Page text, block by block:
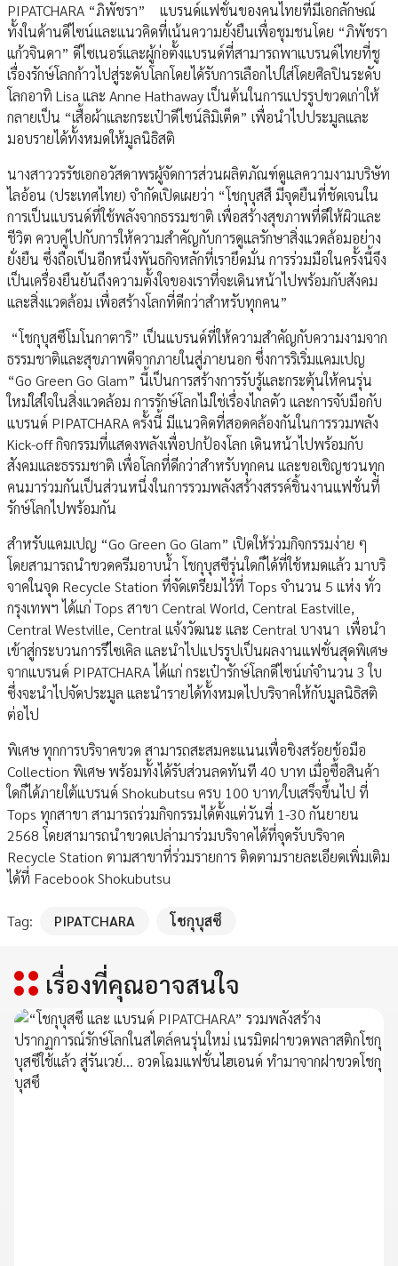
PIPATCHARA “ภิพัชรา” แบรนด์แฟชั่นของคนไทยที่มีเอกลักษณ์
ทั้งในด้านดีไซน์และแนวคิดที่เน้นความยั่งยืนเพื่อชุมชนโดย “ภิพัชรา
แก้วจินดา” ดีไซเนอร์และผู้ก่อตั้งแบรนด์ที่สามารถพาแบรนด์ไทยที่ชู
เรื่องรักษ์โลกก้าวไปสู่ระดับโลกโดยได้รับการเลือกไปใส่โดยศิลปินระดับ
โลกอาทิ Lisa และ Anne Hathaway เป็นต้นในการแปรรูปขวดเก่าให้
กลายเป็น “เสื้อผ้าและกระเป๋าดีไซน์ลิมิเต็ด” เพื่อนำไปประมูลและ
มอบรายได้ทั้งหมดให้มูลนิธิสติ
นางสาววรรัชเอกอวัสดาพรผู้จัดการส่วนผลิตภัณฑ์ดูแลความงามบริษัท
ไลอ้อน (ประเทศไทย) จำกัดเปิดเผยว่า “โชกุบุสสึ มีจุดยืนที่ชัดเจนใน
การเป็นแบรนด์ที่ใช้พลังจากธรรมชาติ เพื่อสร้างสุขภาพที่ดีให้ผิวและ
ชีวิต ควบคู่ไปกับการให้ความสำคัญกับการดูแลรักษาสิ่งแวดล้อมอย่าง
ยั่งยืน ซึ่งถือเป็นอีกหนึ่งพันธกิจหลักที่เรายึดมั่น การร่วมมือในครั้งนี้จึง
เป็นเครื่องยืนยันถึงความตั้งใจของเราที่จะเดินหน้าไปพร้อมกับสังคม
และสิ่งแวดล้อม เพื่อสร้างโลกที่ดีกว่าสำหรับทุกคน”
“โชกุบุสซึโมโนกาตาริ” เป็นแบรนด์ที่ให้ความสำคัญกับความงามจาก
ธรรมชาติและสุขภาพดีจากภายในสู่ภายนอก ซึ่งการริเริ่มแคมเปญ
“Go Green Go Glam” นี้เป็นการสร้างการรับรู้และกระตุ้นให้คนรุ่น
ใหม่ใส่ใจในสิ่งแวดล้อม การรักษ์โลกไม่ใช่เรื่องไกลตัว และการจับมือกับ
แบรนด์ PIPATCHARA ครั้งนี้ มีแนวคิดที่สอดคล้องกันในการรวมพลัง
Kick-off กิจกรรมที่แสดงพลังเพื่อปกป้องโลก เดินหน้าไปพร้อมกับ
สังคมและธรรมชาติ เพื่อโลกที่ดีกว่าสำหรับทุกคน และขอเชิญชวนทุก
คนมาร่วมกันเป็นส่วนหนึ่งในการรวมพลังสร้างสรรค์ชิ้นงานแฟชั่นที่
รักษ์โลกไปพร้อมกัน
สำหรับแคมเปญ “Go Green Go Glam” เปิดให้ร่วมกิจกรรมง่าย ๆ
โดยสามารถนำขวดครีมอาบน้ำ โชกุบุสซึรุ่นใดก็ได้ที่ใช้หมดแล้ว มาบริ
จาคในจุด Recycle Station ที่จัดเตรียมไว้ที่ Tops จำนวน 5 แห่ง ทั่ว
กรุงเทพฯ ได้แก่ Tops สาขา Central World, Central Eastville,
Central Westville, Central แจ้งวัฒนะ และ Central บางนา เพื่อนำ
เข้าสู่กระบวนการรีไซเคิล และนำไปแปรรูปเป็นผลงานแฟชั่นสุดพิเศษ
จากแบรนด์ PIPATCHARA ได้แก่ กระเป๋ารักษ์โลกดีไซน์เก๋จำนวน 3 ใบ
ซึ่งจะนำไปจัดประมูล และนำรายได้ทั้งหมดไปบริจาคให้กับมูลนิธิสติ
ต่อไป
พิเศษ ทุกการบริจาคขวด สามารถสะสมคะแนนเพื่อชิงสร้อยข้อมือ
Collection พิเศษ พร้อมทั้งได้รับส่วนลดทันที 40 บาท เมื่อซื้อสินค้า
ใดก็ได้ภายใต้แบรนด์ Shokubutsu ครบ 100 บาท/ใบเสร็จขึ้นไป ที่
Tops ทุกสาขา สามารถร่วมกิจกรรมได้ตั้งแต่วันที่ 1-30 กันยายน
2568 โดยสามารถนำขวดเปล่ามาร่วมบริจาคได้ที่จุดรับบริจาค
Recycle Station ตามสาขาที่ร่วมรายการ ติดตามรายละเอียดเพิ่มเติม
ได้ที่ Facebook Shokubutsu
Tag: PIPATCHARA โชกุบุสซึ
เรื่องที่คุณอาจสนใจ